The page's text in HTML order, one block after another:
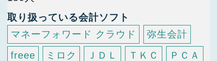
取り扱っている会計ソフト
マネーフォワード クラウド
弥生会計
freee
ミロク ＪＤＬ ＴＫＣ
ＰＣＡ